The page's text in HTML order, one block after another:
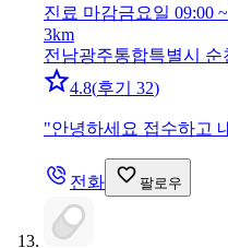
진료 마감금요일 09:00
3km
전남광주통합특별시 순
4.8(후기 32)
"안녕하세요 접수하고
전화 팔로우